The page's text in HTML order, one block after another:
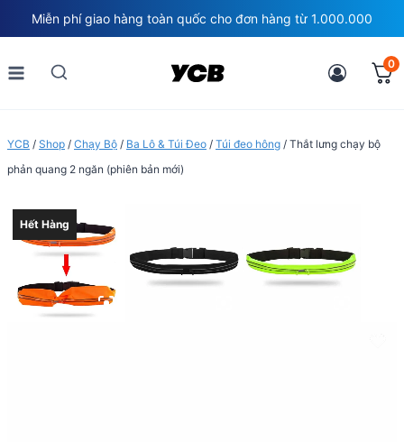
to
content
Miễn phí giao hàng toàn quốc cho đơn hàng từ 1.000.000
0
YCB / Shop / Chạy Bộ / Ba Lô & Túi Đeo / Túi đeo hông / Thắt lưng chạy bộ
phản quang 2 ngăn (phiên bản mới)
Hết Hàng